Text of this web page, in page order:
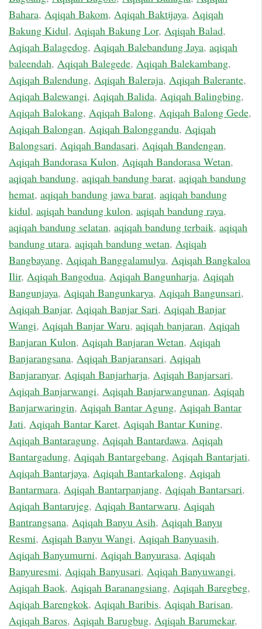
Bahara, Aqiqah Bakom, Aqiqah Baktijaya, Aqiqah
Bakung Kidul, Aqiqah Bakung Lor, Aqiqah Balad,
Aqiqah Balagedog, Aqiqah Balebandung Jaya, aqiqah
baleendah, Aqiqah Balegede, Aqiqah Balekambang,
Aqiqah Balendung, Aqiqah Baleraja, Aqiqah Balerante,
Aqiqah Balewangi, Aqiqah Balida, Aqiqah Balingbing,
Aqiqah Balokang, Aqiqah Balong, Aqiqah Balong Gede,
Aqiqah Balongan, Aqiqah Balonggandu, Aqiqah
Balongsari, Aqiqah Bandasari, Aqiqah Bandengan,
Aqiqah Bandorasa Kulon, Aqiqah Bandorasa Wetan,
aqiqah bandung, aqiqah bandung barat, aqiqah bandung
hemat, aqiqah bandung jawa barat, aqiqah bandung
kidul, aqiqah bandung kulon, aqiqah bandung raya,
aqiqah bandung selatan, aqiqah bandung terbaik, aqiqah
bandung utara, aqiqah bandung wetan, Aqiqah
Bangbayang, Aqiqah Banggalamulya, Aqiqah Bangkaloa
Ilir, Aqiqah Bangodua, Aqiqah Bangunharja, Aqiqah
Bangunjaya, Aqiqah Bangunkarya, Aqiqah Bangunsari,
Aqiqah Banjar, Aqiqah Banjar Sari, Aqiqah Banjar
Wangi, Aqiqah Banjar Waru, aqiqah banjaran, Aqiqah
Banjaran Kulon, Aqiqah Banjaran Wetan, Aqiqah
Banjarangsana, Aqiqah Banjaransari, Aqiqah
Banjaranyar, Aqiqah Banjarharja, Aqiqah Banjarsari,
Aqiqah Banjarwangi, Aqiqah Banjarwangunan, Aqiqah
Banjarwaringin, Aqiqah Bantar Agung, Aqiqah Bantar
Jati, Aqiqah Bantar Karet, Aqiqah Bantar Kuning,
Aqiqah Bantaragung, Aqiqah Bantardawa, Aqiqah
Bantargadung, Aqiqah Bantargebang, Aqiqah Bantarjati,
Aqiqah Bantarjaya, Aqiqah Bantarkalong, Aqiqah
Bantarmara, Aqiqah Bantarpanjang, Aqiqah Bantarsari,
Aqiqah Bantarujeg, Aqiqah Bantarwaru, Aqiqah
Bantrangsana, Aqiqah Banyu Asih, Aqiqah Banyu
Resmi, Aqiqah Banyu Wangi, Aqiqah Banyuasih,
Aqiqah Banyumurni, Aqiqah Banyurasa, Aqiqah
Banyuresmi, Aqiqah Banyusari, Aqiqah Banyuwangi,
Aqiqah Baok, Aqiqah Baranangsiang, Aqiqah Baregbeg,
Aqiqah Barengkok, Aqiqah Baribis, Aqiqah Barisan,
Aqiqah Baros, Aqiqah Barugbug, Aqiqah Barumekar,